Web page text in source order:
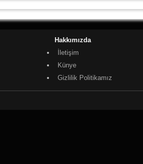
Hakkımızda
İletişim
Künye
Gizlilik Politikamız